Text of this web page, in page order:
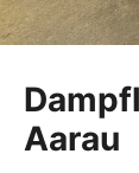
Aarau